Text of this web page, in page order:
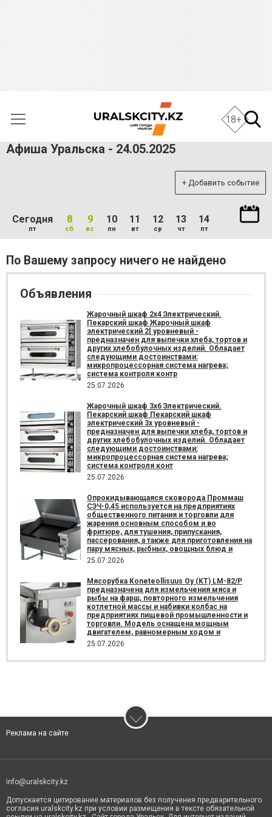
18+
Афиша Уральска - 24.05.2025
+ Добавить событие
Сегодня
пт
8
сб
9
вс
10
пн
11
вт
12
ср
13
чт
14
пт
По Вашему запросу ничего не найдено
Объявления
Жарочный шкаф 2х4 Электрический.
Пекарский шкаф Жарочный шкаф
электрический 2[ уровневый -
предназначен для выпечки хлеба, тортов и
других хлебобулочных изделий. Обладает
следующими достоинствами:
микропроцессорная система нагрева;
система контроля контр
25.07.2026
Жарочный шкаф 3х6 Электрический.
Пекарский шкаф Пекарский шкаф
электрический 3х уровневый -
предназначен для выпечки хлеба, тортов и
других хлебобулочных изделий. Обладает
следующими достоинствами:
микропроцессорная система нагрева;
система контроля конт
25.07.2026
Опрокидывающаяся сковорода Проммаш
СЭЧ-0,45 используется на предприятиях
общественного питания и торговли для
жарения основным способом и во
фритюре, для тушения, припускания,
пассерования, а также для приготовления на
пару мясных, рыбных, овощных блюд и
25.07.2026
Мясорубка Koneteollisuus Oy (KT)​ LM-82/P
предназначена для измельчения мяса и
рыбы на фарш, повторного измельчения
котлетной массы и набивки колбас на
предприятиях пищевой промышленности и
торговли. Модель оснащена мощным
двигателем, равномерным ходом и
25.07.2026
Реклама на сайте
info@uralskcity.kz
Допускается цитирование материалов без получения предварительного
согласия uralskcity.kz при условии размещения в тексте обязательной